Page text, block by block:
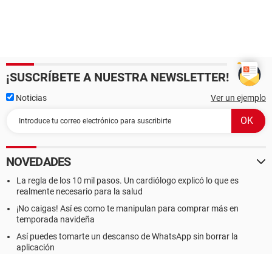
¡SUSCRÍBETE A NUESTRA NEWSLETTER!
Noticias Ver un ejemplo
NOVEDADES
La regla de los 10 mil pasos. Un cardiólogo explicó lo que es
realmente necesario para la salud
¡No caigas! Así es como te manipulan para comprar más en
temporada navideña
Así puedes tomarte un descanso de WhatsApp sin borrar la
aplicación